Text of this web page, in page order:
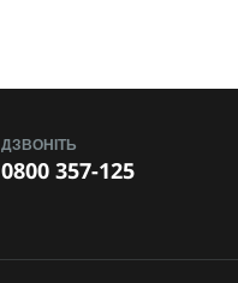
ДЗВОНІТЬ
0800 357-125